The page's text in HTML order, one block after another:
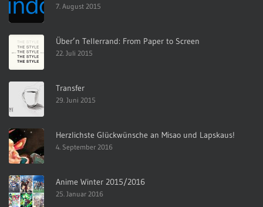
7. August 2015
Über’n Tellerrand: From Paper to Screen
22. Juli 2015
Transfer
29. Juni 2015
Herzlichste Glückwünsche an Misao und Lapskaus!
4. September 2016
Anime Winter 2015/2016
25. Januar 2016